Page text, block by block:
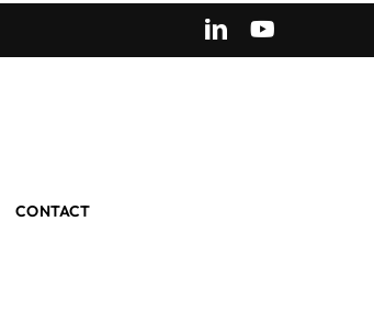
LinkedIn
CONTACT